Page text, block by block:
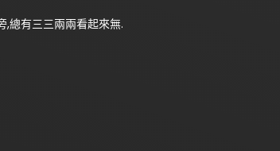
總有三三兩兩看起來無.